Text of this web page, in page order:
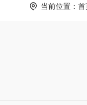
当前位置： 首